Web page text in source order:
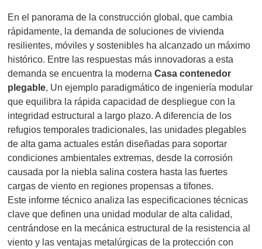
En el panorama de la construcción global, que cambia
rápidamente, la demanda de soluciones de vivienda
resilientes, móviles y sostenibles ha alcanzado un máximo
histórico. Entre las respuestas más innovadoras a esta
demanda se encuentra la modernaCasa contenedor
plegable, Un ejemplo paradigmático de ingeniería modular
que equilibra la rápida capacidad de despliegue con la
integridad estructural a largo plazo. A diferencia de los
refugios temporales tradicionales, las unidades plegables
de alta gama actuales están diseñadas para soportar
condiciones ambientales extremas, desde la corrosión
causada por la niebla salina costera hasta las fuertes
cargas de viento en regiones propensas a tifones.
Este informe técnico analiza las especificaciones técnicas
clave que definen una unidad modular de alta calidad,
centrándose en la mecánica estructural de la resistencia al
viento y las ventajas metalúrgicas de la protección con